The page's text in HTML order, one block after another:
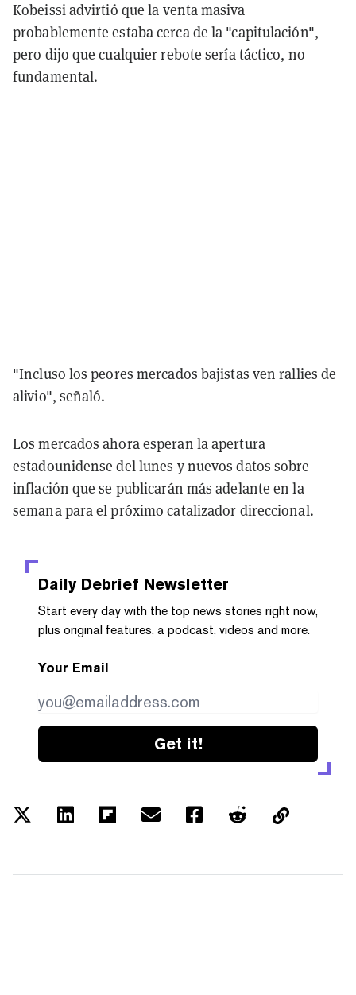
Kobeissi advirtió que la venta masiva
probablemente estaba cerca de la "capitulación",
pero dijo que cualquier rebote sería táctico, no
fundamental.
"Incluso los peores mercados bajistas ven rallies de
alivio", señaló.
Los mercados ahora esperan la apertura
estadounidense del lunes y nuevos datos sobre
inflación que se publicarán más adelante en la
semana para el próximo catalizador direccional.
Daily Debrief Newsletter
Start every day with the top news stories right now,
plus original features, a podcast, videos and more.
Your Email
Get it!